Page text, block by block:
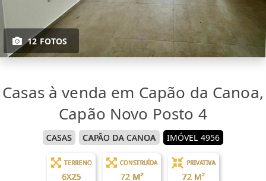
12 FOTOS
Casas à venda em Capão da Canoa,
Capão Novo Posto 4
CASAS CAPÃO DA CANOA IMÓVEL 4956
TERRENO
6X25
CONSTRUÍDA
72 M²
PRIVATIVA
72 M²